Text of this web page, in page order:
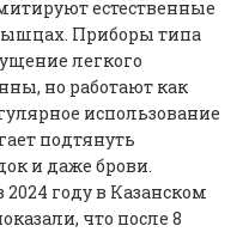
естественные
Приборы типа
легкого
но работают как
использование
подтянуть
и даже брови.
году в Казанском
что после 8